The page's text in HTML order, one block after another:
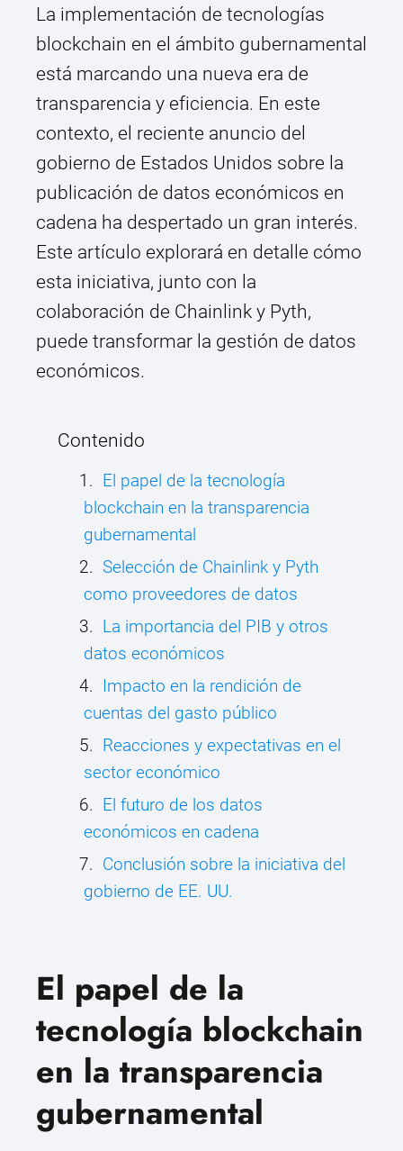
La implementación de tecnologías
blockchain en el ámbito gubernamental
está marcando una nueva era de
transparencia y eficiencia. En este
contexto, el reciente anuncio del
gobierno de Estados Unidos sobre la
publicación de datos económicos en
cadena ha despertado un gran interés.
Este artículo explorará en detalle cómo
esta iniciativa, junto con la
colaboración de Chainlink y Pyth,
puede transformar la gestión de datos
económicos.
Contenido
El papel de la tecnología
blockchain en la transparencia
gubernamental
Selección de Chainlink y Pyth
como proveedores de datos
La importancia del PIB y otros
datos económicos
Impacto en la rendición de
cuentas del gasto público
Reacciones y expectativas en el
sector económico
El futuro de los datos
económicos en cadena
Conclusión sobre la iniciativa del
gobierno de EE. UU.
El papel de la
tecnología blockchain
en la transparencia
gubernamental